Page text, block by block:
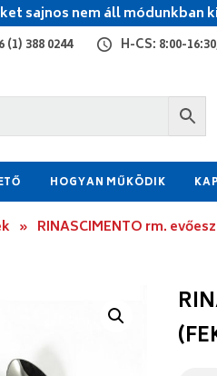
sajnos nem áll módunkban
(1) 388 0244 H-CS: 8:00-
HOGYAN MŰKÖDIK
» RINASCIMENTO rm.